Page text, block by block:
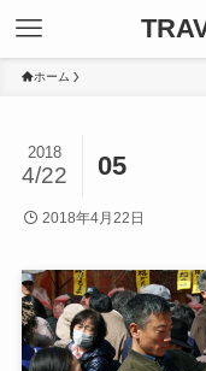
ホーム
05
2018
4/22
2018年4月22日